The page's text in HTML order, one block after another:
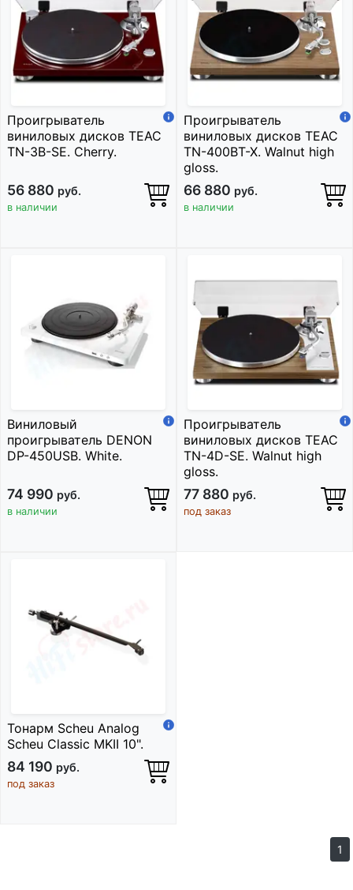
Проигрыватель
виниловых дисков TEAC
TN-3B-SE. Cherry.
56 880 руб.
в наличии
Проигрыватель
виниловых дисков TEAC
TN-400BT-X. Walnut high
gloss.
66 880 руб.
в наличии
Виниловый
проигрыватель DENON
DP-450USB. White.
74 990 руб.
в наличии
Проигрыватель
виниловых дисков TEAC
TN-4D-SE. Walnut high
gloss.
77 880 руб.
под заказ
Тонарм Scheu Analog
Scheu Classic MKII 10".
84 190 руб.
под заказ
1